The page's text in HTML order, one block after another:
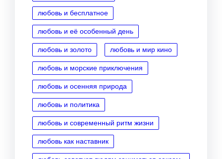
любовь и бесплатное
любовь и её особенный день
любовь и золото любовь и мир кино
любовь и морские приключения
любовь и осенняя природа
любовь и политика
любовь и современный ритм жизни
любовь как наставник